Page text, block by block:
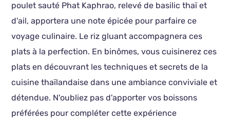
poulet sauté Phat Kaphrao, relevé de basilic thaï et
d'ail, apportera une note épicée pour parfaire ce
voyage culinaire. Le riz gluant accompagnera ces
plats à la perfection. En binômes, vous cuisinerez ces
plats en découvrant les techniques et secrets de la
cuisine thaïlandaise dans une ambiance conviviale et
détendue. N'oubliez pas d'apporter vos boissons
préférées pour compléter cette expérience